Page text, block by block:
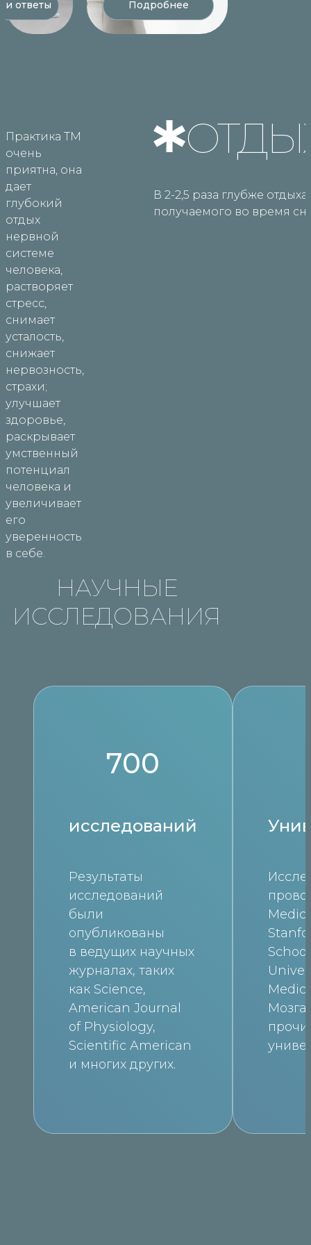
Подробнее
и ответы
Практика ТМ
очень
приятна, она
дает
глубокий
отдых
нервной
системе
человека,
растворяет
стресс,
снимает
усталость,
снижает
нервозность,
страхи;
улучшает
здоровье,
раскрывает
умственный
потенциал
человека и
увеличивает
его
уверенность
в себе.
В 2-2,5 раза глубже отдыха,
получаемого во время
НАУЧНЫЕ
ИССЛЕДОВАНИЯ
700
исследований
Результаты
исследований
были
опубликованы
в ведущих научных
журналах, таких
как Science,
American Journal
of Physiology,
Scientific American
и многих других.